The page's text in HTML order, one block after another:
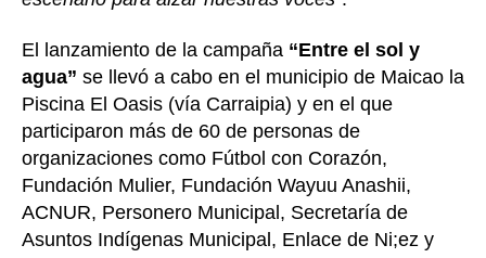
El lanzamiento de la campaña “Entre el sol y
agua” se llevó a cabo en el municipio de Maicao la
Piscina El Oasis (vía Carraipia) y en el que
participaron más de 60 de personas de
organizaciones como Fútbol con Corazón,
Fundación Mulier, Fundación Wayuu Anashii,
ACNUR, Personero Municipal, Secretaría de
Asuntos Indígenas Municipal, Enlace de Ni;ez y